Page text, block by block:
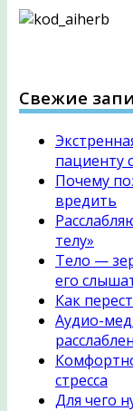
Свежие
пациенту
Почему
вредить
телу»
Тело —
его
Как
Аудио-
стресса
Для чего